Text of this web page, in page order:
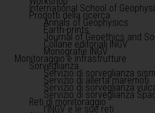
International School of
Prodotti della ricerca
Annals of Geophysics
Earth-prints
Journal of Geoethics and
Collane editoriali INGV
Monografie INGV
Monitoraggio e infrastrutture
Sorveglianza
Servizio di sorveglianza
Servizio di allerta maremoti
Servizio di sorveglianza
Servizio di sorveglianza
Reti di monitoraggio
l'INGV e le sue reti